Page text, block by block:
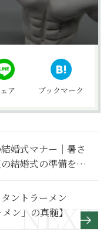
ア ブックマーク
婚式マナー｜暑さ
結婚式の準備を解
ントラーメン
ン」の真髄】